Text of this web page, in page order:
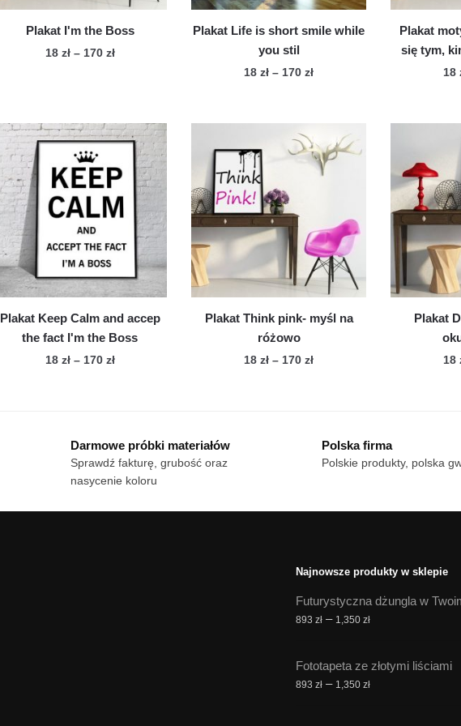
Plakat I'm the Boss
18 zł – 170 złZakres
do
170 zł
ma
wiele
wariantów.
Opcje
można
wybrać
na
stronie
produktu
Plakat Life is short smile while
you stil
18zł – 170złZakres
do
170 zł
produkt
ma
wariantów.
Opcje
można
wybrać
na
stronie
Plakat
się tym,
18
Plakat Keep Calm and accep
the fact I'm the Boss
18 zł – 170 złZakres
170 zł
wiele
wariantów.
Opcje
można
Plakat Think pink- myśl na
różowo
18zł – 170złZakres
170 zł
wariantów.
można
stronie
Plakat
18
Darmowe próbki materiałów
Sprawdź fakturę, grubość oraz
nasycenie koloru
Polska firma
Polskie produkty, polska
Najnowsze produkty w sklepie
Futurystyczna dżungla w
893 zł – 1,350 złZakres
893 zł
Fototapeta ze złotymi liściami
893 zł – 1,350 złZakres